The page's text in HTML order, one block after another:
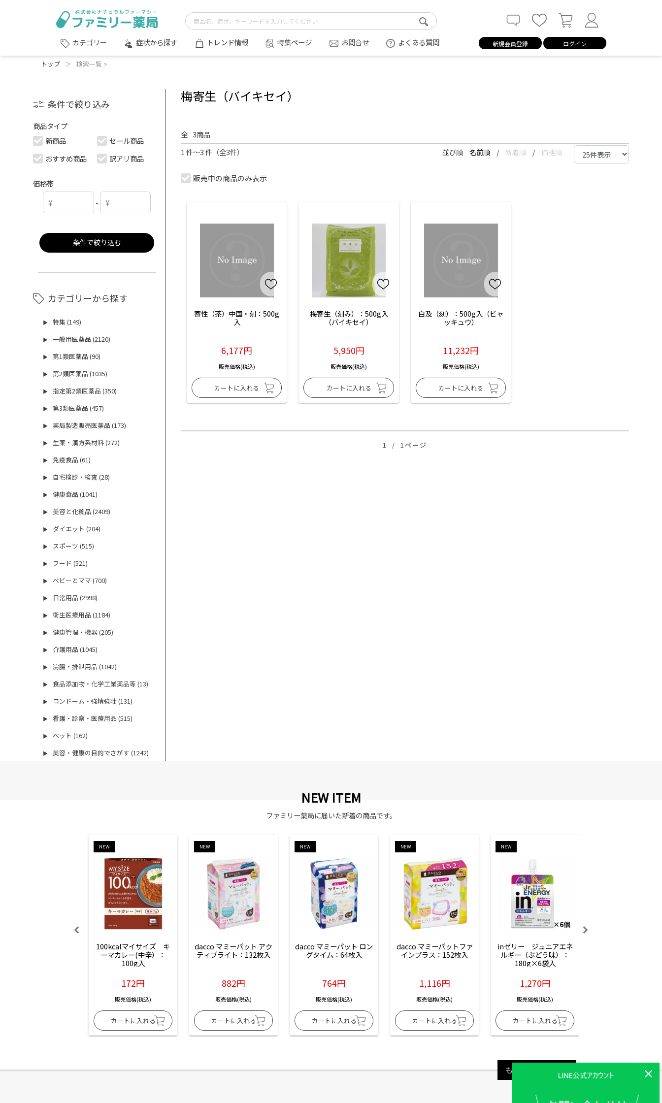
カテゴリー 症状から探す トレンド情報 特集ページ お問合せ よくある質問 新規会員登録 ログイン
トップ ＞ 検索一覧 >
条件で絞り込み
商品タイプ
新商品
セール商品
おすすめ商品
訳アリ商品
価格帯
-
条件で絞り込む
カテゴリーから探す
▶ 特集 (149)
▶ 一般用医薬品 (2120)
▶ 第1類医薬品 (90)
▶ 第2類医薬品 (1035)
▶ 指定第2類医薬品 (350)
▶ 第3類医薬品 (457)
▶ 薬局製造販売医薬品 (173)
▶ 生薬・漢方系材料 (272)
▶ 免疫食品 (61)
▶ 自宅検診・検査 (28)
▶ 健康食品 (1041)
▶ 美容と化粧品 (2409)
▶ ダイエット (204)
▶ スポーツ (515)
▶ フード (521)
▶ ベビーとママ (700)
▶ 日常用品 (2998)
▶ 衛生医療用品 (1184)
▶ 健康管理・機器 (205)
▶ 介護用品 (1045)
▶ 浣腸・排泄用品 (1042)
▶ 食品添加物・化学工業薬品等 (13)
▶ コンドーム・強精強壮 (131)
▶ 看護・診察・医療用品 (515)
▶ ペット (162)
▶ 美容・健康の目的でさがす (1242)
梅寄生（バイキセイ）
全 3商品
1 件～3 件（全3件）
並び順 名前順 / 新着順 / 価格順
販売中の商品のみ表示
寄性（茶）中国・刻：500g
入
6,177円
販売価格(税込)
梅寄生（刻み）：500g入
（バイキセイ）
5,950円
販売価格(税込)
白及（刻）：500g入（ビャ
ッキュウ）
11,232円
販売価格(税込)
1 / 1ページ
NEW ITEM
ファミリー薬局に届いた新着の商品です。
NEW
100kcalマイサイズ　キ
ーマカレー(中辛）：
100g入
172円
販売価格(税込)
NEW
dacco マミーパット アク
ティブライト：132枚入
882円
販売価格(税込)
NEW
dacco マミーパット ロン
グタイム：64枚入
764円
販売価格(税込)
NEW
dacco マミーパットファ
インプラス：152枚入
1,116円
販売価格(税込)
NEW
inゼリー　ジュニアエネ
ルギー（ぶどう味）：
180g×6袋入
1,270円
販売価格(税込)
もっと見る